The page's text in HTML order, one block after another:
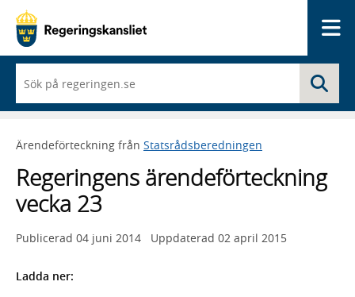
du
börjar
skriva
framträder
lista
med
sökförslag
Ärendeförteckning från Statsrådsberedningen
Regeringens ärendeförteckning
vecka 23
Publicerad 04 juni 2014 Uppdaterad 02 april 2015
Ladda ner: